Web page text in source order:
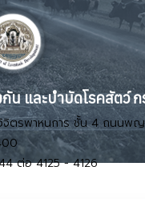
น และบำบัดโรคสัตว์
จิตรพาหนการ ชั้น 4 ถนนพญ
ต่อ 4125 - 4126